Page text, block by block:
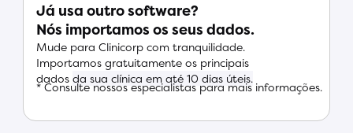
Já usa outro software?
Nós importamos os seus dados.
Mude para Clinicorp com tranquilidade.
Importamos gratuitamente os principais
dados da sua clínica em até 10 dias úteis.
* Consulte nossos especialistas para mais informações.